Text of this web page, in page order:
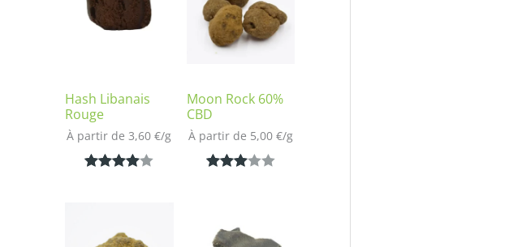
client
client
Hash Libanais
Rouge
À partir de 3,60€/g
sur
Moon Rock 60%
CBD
À partir de 5,00 €/g
basé